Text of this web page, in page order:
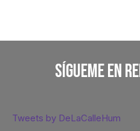
Sígueme En
Tweets by DeLaCalleHum